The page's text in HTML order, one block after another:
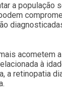
a população
acometem
à
a retinopatia